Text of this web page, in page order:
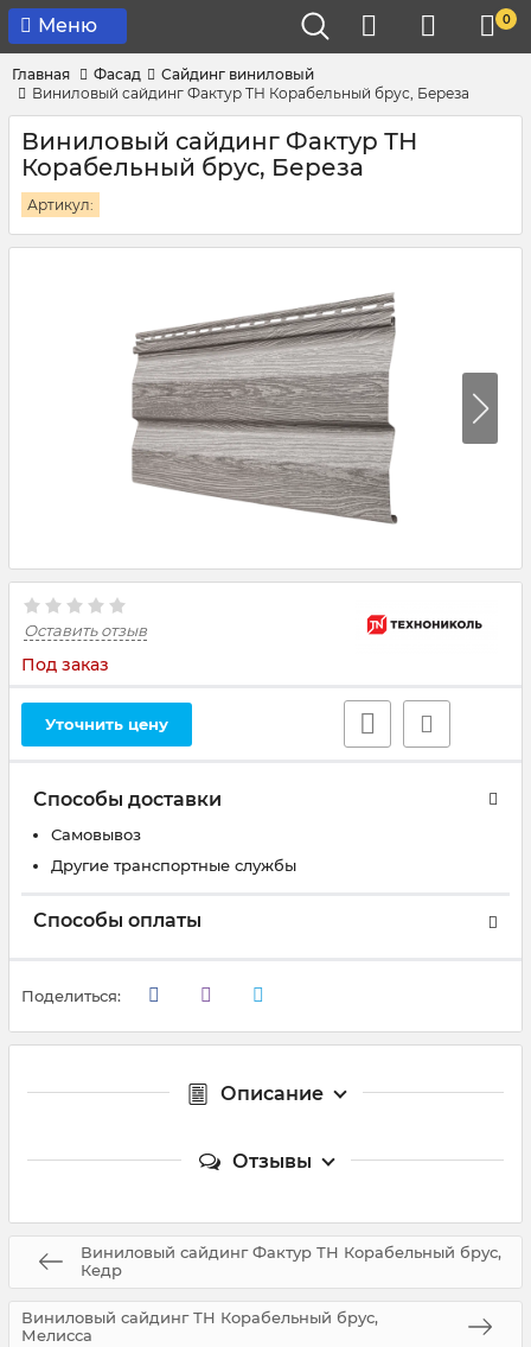
Меню 0
Главная Фасад
Сайдинг виниловый
Виниловый сайдинг Фактур ТН Корабельный брус, Береза
Виниловый сайдинг Фактур ТН
Корабельный брус, Береза
Артикул:
Оставить отзыв
Под заказ
Уточнить цену
Способы доставки
Самовывоз
Другие транспортные службы
Способы оплаты
Поделиться:
Описание
Отзывы
Виниловый сайдинг Фактур ТН Корабельный брус,
Кедр
Виниловый сайдинг ТН Корабельный брус,
Мелисса